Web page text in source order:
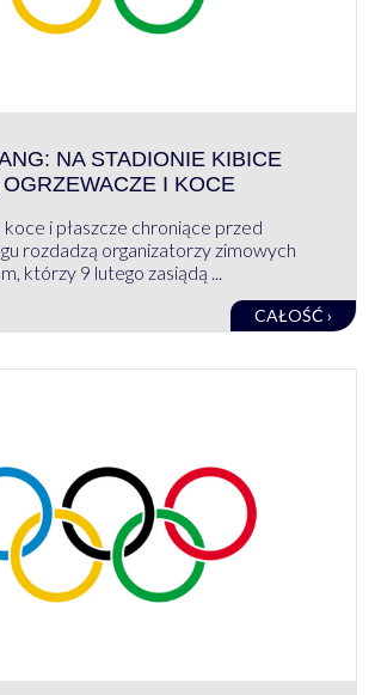
NA STADIONIE KIBICE
I KOCE
i płaszcze chroniące przed
rozdadzą organizatorzy zimowych
którzy 9 lutego zasiądą ...
CAŁOŚĆ ›